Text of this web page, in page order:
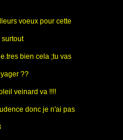
voeux pour cette
surtout
bien cela ;tu vas
??
veinard va !!!!
donc je n'ai pas